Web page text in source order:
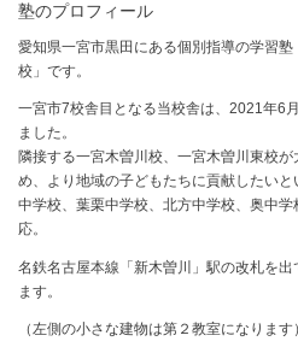
塾のプロフィール
愛知県一宮市黒田にある個別指導の学習
校」です。
一宮市7校舎目となる当校舎は、2021年6
ました。
隣接する一宮木曽川校、一宮木曽川東校
め、より地域の子どもたちに貢献したいと
中学校、葉栗中学校、北方中学校、奥中
応。
名鉄名古屋本線「新木曽川」駅の改札を
ます。
（左側の小さな建物は第２教室になります）